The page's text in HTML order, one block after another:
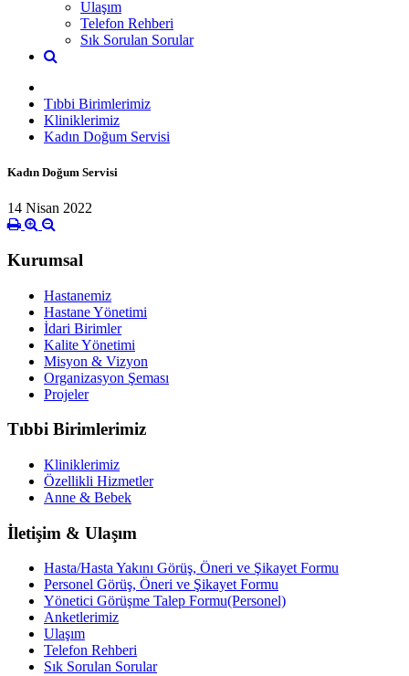
Ulaşım
Telefon Rehberi
Sık Sorulan Sorular
Tıbbi Birimlerimiz
Kliniklerimiz
Kadın Doğum Servisi
Kadın Doğum Servisi
14 Nisan 2022
Kurumsal
Hastanemiz
Hastane Yönetimi
İdari Birimler
Kalite Yönetimi
Misyon & Vizyon
Organizasyon Şeması
Projeler
Tıbbi Birimlerimiz
Kliniklerimiz
Özellikli Hizmetler
Anne & Bebek
İletişim & Ulaşım
Hasta/Hasta Yakını Görüş, Öneri ve Şikayet Formu
Personel Görüş, Öneri ve Şikayet Formu
Yönetici Görüşme Talep Formu(Personel)
Anketlerimiz
Ulaşım
Telefon Rehberi
Sık Sorulan Sorular